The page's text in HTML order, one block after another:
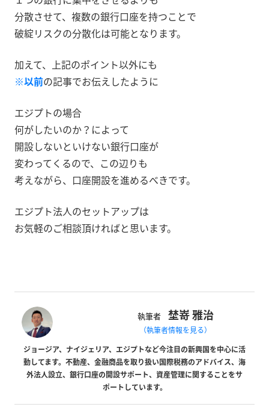
分散させて、複数の銀行口座を持つことで
破綻リスクの分散化は可能となります。
加えて、上記のポイント以外にも
※以前の記事でお伝えしたように
エジプトの場合
何がしたいのか？によって
開設しないといけない銀行口座が
変わってくるので、この辺りも
考えながら、口座開設を進めるべきです。
エジプト法人のセットアップは
お気軽のご相談頂ければと思います。
執筆者 埜嵜 雅治
（執筆者情報を見る）
ジョージア、ナイジェリア、エジプトなど今注目の新興国を中心に活
動してます。不動産、金融商品を取り扱い国際税務のアドバイス、海
外法人設立、銀行口座の開設サポート、資産管理に関することをサ
ポートしています。